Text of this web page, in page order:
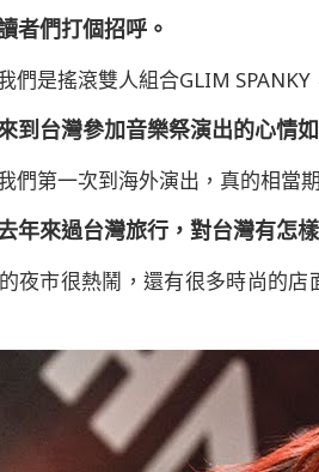
者們打個招呼。
們是搖滾雙人組合GLIM
到台灣參加音樂祭演出的心情
們第一次到海外演出，真的相當
年來過台灣旅行，對台灣有怎
夜市很熱鬧，還有很多時尚的